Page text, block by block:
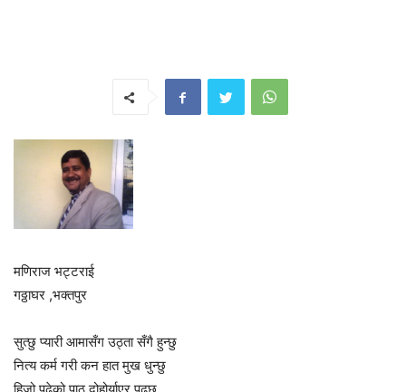
मणिराज भट्टराई
गठ्ठाघर ,भक्तपुर
सुत्छु प्यारी आमासँग उठ्ता सँगै हुन्छु
नित्य कर्म गरी कन हात मुख धुन्छु
हिजो पढेको पाठ दोहोर्याएर पढ्छु